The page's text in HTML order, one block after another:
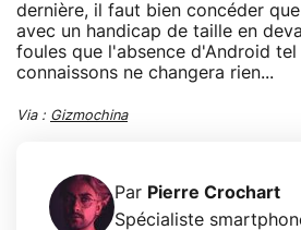
dernière, il faut bien concéder
avec un handicap de taille en
foules que l'absence d'Android tel
connaissons ne changera rien...
Via : Gizmochina
Par Pierre Crochart
Spécialiste